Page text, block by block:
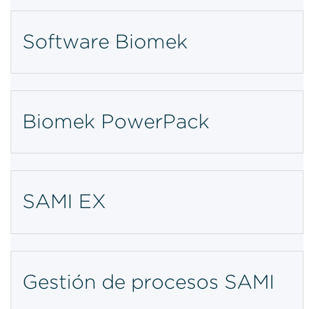
Software Biomek
Biomek PowerPack
SAMI EX
Gestión de procesos SAMI